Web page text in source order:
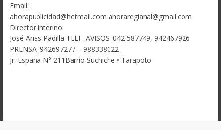
Email:
ahorapublicidad@hotmail.com ahoraregianal@gmail.com
Director interino:
José Arias Padilla TELF. AVISOS. 042 587749, 942467926
PRENSA: 942697277 – 988338022
Jr. España N° 211Barrio Suchiche • Tarapoto